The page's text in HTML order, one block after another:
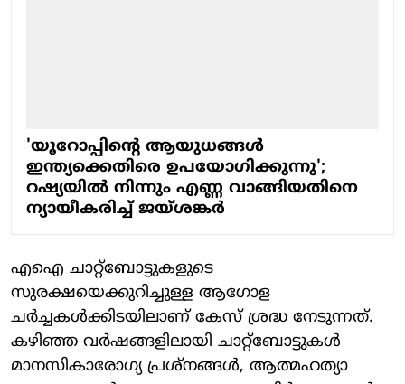
'യൂറോപ്പിന്റെ ആയുധങ്ങൾ
ഇന്ത്യക്കെതിരെ ഉപയോഗിക്കുന്നു';
റഷ്യയിൽ നിന്നും എണ്ണ വാങ്ങിയതിനെ
ന്യായീകരിച്ച് ജയ്ശങ്കർ
എഐ ചാറ്റ്‌ബോട്ടുകളുടെ
സുരക്ഷയെക്കുറിച്ചുള്ള ആഗോള
ചര്‍ച്ചകള്‍ക്കിടയിലാണ് കേസ് ശ്രദ്ധ നേടുന്നത്.
കഴിഞ്ഞ വര്‍ഷങ്ങളിലായി ചാറ്റ്‌ബോട്ടുകള്‍
മാനസികാരോഗ്യ പ്രശ്‌നങ്ങള്‍, ആത്മഹത്യാ